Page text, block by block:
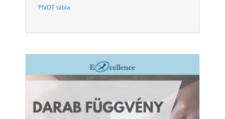
PIVOT tábla